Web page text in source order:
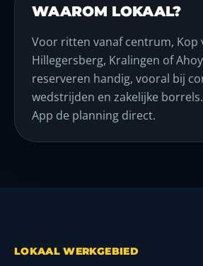
WAAROM LOKAAL?
Voor ritten vanaf centrum, Kop
Hillegersberg, Kralingen of
reserveren handig, vooral bij
wedstrijden en zakelijke
App de planning direct.
LOKAAL WERKGEBIED